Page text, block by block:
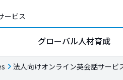
ービス
グローバル人材育成
法人向けオンライン英会話サービ